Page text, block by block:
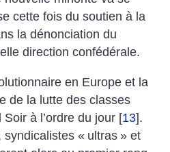
cette fois du soutien à la
la dénonciation du
direction confédérale.
en Europe et la
de la lutte des classes
à l’ordre du jour [13].
syndicalistes « ultras » et